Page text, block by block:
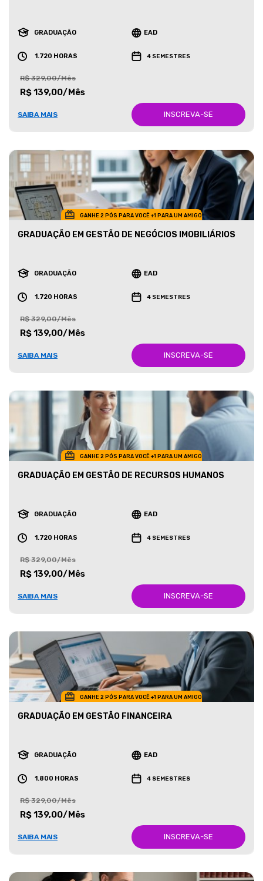
GRADUAÇÃO EAD
1.720 HORAS 4 SEMESTRES
R$ 329,00/Mês
R$ 139,00/Mês
SAIBA MAIS INSCREVA-SE
GANHE 2 PÓS PARA VOCÊ +1 PARA UM AMIGO
GRADUAÇÃO EM GESTÃO DE NEGÓCIOS IMOBILIÁRIOS
GRADUAÇÃO EAD
1.720 HORAS 4 SEMESTRES
R$ 329,00/Mês
R$ 139,00/Mês
SAIBA MAIS INSCREVA-SE
GANHE 2 PÓS PARA VOCÊ +1 PARA UM AMIGO
GRADUAÇÃO EM GESTÃO DE RECURSOS HUMANOS
GRADUAÇÃO EAD
1.720 HORAS 4 SEMESTRES
R$ 329,00/Mês
R$ 139,00/Mês
SAIBA MAIS INSCREVA-SE
GANHE 2 PÓS PARA VOCÊ +1 PARA UM AMIGO
GRADUAÇÃO EM GESTÃO FINANCEIRA
GRADUAÇÃO EAD
1.800 HORAS 4 SEMESTRES
R$ 329,00/Mês
R$ 139,00/Mês
SAIBA MAIS INSCREVA-SE